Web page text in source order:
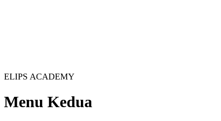
ELIPS ACADEMY
Menu Kedua